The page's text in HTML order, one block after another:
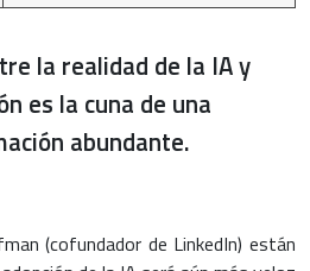
la realidad de la IA y
es la cuna de una
abundante.
(cofundador de LinkedIn) están